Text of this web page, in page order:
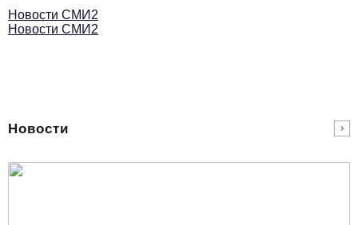
Отдел рекламы
reklama@business-magazine.online
Новости СМИ2
Новости СМИ2
Новости